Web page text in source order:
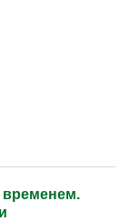
временем.